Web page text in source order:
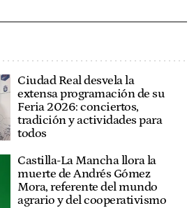
Ciudad Real desvela la
extensa programación de su
Feria 2026: conciertos,
tradición y actividades para
todos
Castilla-La Mancha llora la
muerte de Andrés Gómez
Mora, referente del mundo
agrario y del cooperativismo